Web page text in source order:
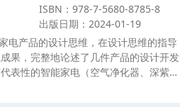
ISBN：978-7-5680-8785-8
出版日期：2024-01-19
电产品的设计思维，在设计思维的指导
果，完整地论述了几件产品的设计开发
表性的智能家电（空气净化器、深紫外